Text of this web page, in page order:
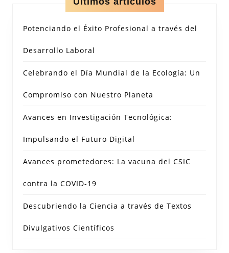
Potenciando el Éxito Profesional a través del
Desarrollo Laboral
Celebrando el Día Mundial de la Ecología: Un
Compromiso con Nuestro Planeta
Avances en Investigación Tecnológica:
Impulsando el Futuro Digital
Avances prometedores: La vacuna del CSIC
contra la COVID-19
Descubriendo la Ciencia a través de Textos
Divulgativos Científicos